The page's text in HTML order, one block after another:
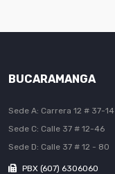
BUCARAMANGA
Sede A: Carrera 12 # 37-14
Sede C: Calle 37 # 12-46
Sede D: Calle 37 # 12 - 80
PBX (607) 6306060